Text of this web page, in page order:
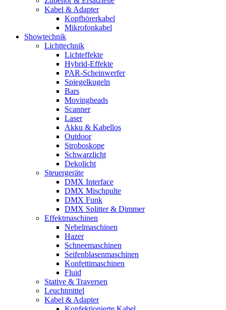
Kabel & Adapter
Kopfhörerkabel
Mikrofonkabel
Showtechnik
Lichttechnik
Lichteffekte
Hybrid-Effekte
PAR-Scheinwerfer
Spiegelkugeln
Bars
Movingheads
Scanner
Laser
Akku & Kabellos
Outdoor
Stroboskope
Schwarzlicht
Dekolicht
Steuergeräte
DMX Interface
DMX Mischpulte
DMX Funk
DMX Splitter & Dimmer
Effektmaschinen
Nebelmaschinen
Hazer
Schneemaschinen
Seifenblasenmaschinen
Konfettimaschinen
Fluid
Stative & Traversen
Leuchtmittel
Kabel & Adapter